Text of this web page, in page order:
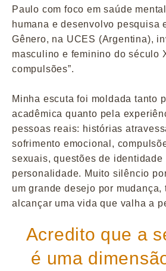
Paulo com foco em saúde
humana e desenvolvo pesquisa
Gênero, na UCES (Argentina),
masculino e feminino do século
compulsões”.
Minha escuta foi moldada tanto
acadêmica quanto pela
pessoas reais: histórias
sofrimento emocional,
sexuais, questões de identidade
personalidade. Muito silêncio
um grande desejo por mudança,
alcançar uma vida que valha a
Acredito que a
é uma